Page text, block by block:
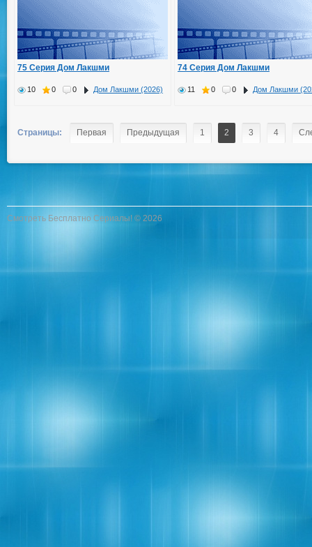
75 Серия Дом Лакшми
10 0 0 Дом Лакшми (2026)
74 Серия Дом Лакшми
11 0 0 Дом Лакшми
Страницы: Первая Предыдущая 1 2 3 4
Смотреть Бесплатно Сериалы! © 2026